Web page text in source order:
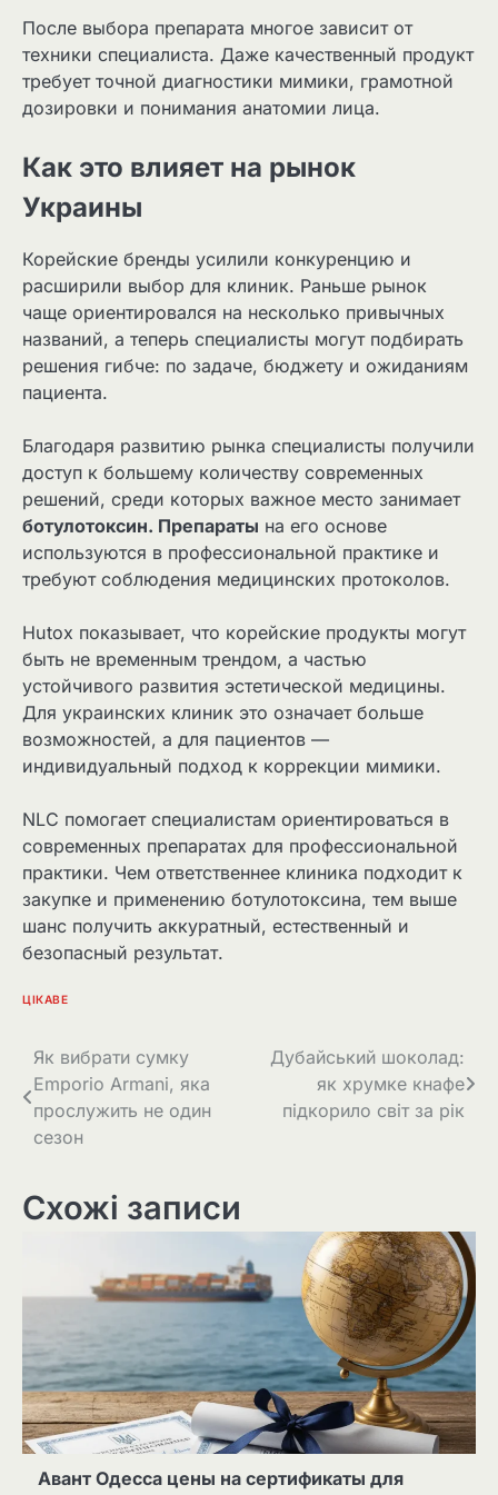
После выбора препарата многое зависит от
техники специалиста. Даже качественный продукт
требует точной диагностики мимики, грамотной
дозировки и понимания анатомии лица.
Как это влияет на рынок
Украины
Корейские бренды усилили конкуренцию и
расширили выбор для клиник. Раньше рынок
чаще ориентировался на несколько привычных
названий, а теперь специалисты могут подбирать
решения гибче: по задаче, бюджету и ожиданиям
пациента.
Благодаря развитию рынка специалисты получили
доступ к большему количеству современных
решений, среди которых важное место занимает
ботулотоксин. Препараты на его основе
используются в профессиональной практике и
требуют соблюдения медицинских протоколов.
Hutox показывает, что корейские продукты могут
быть не временным трендом, а частью
устойчивого развития эстетической медицины.
Для украинских клиник это означает больше
возможностей, а для пациентов —
индивидуальный подход к коррекции мимики.
NLC помогает специалистам ориентироваться в
современных препаратах для профессиональной
практики. Чем ответственнее клиника подходит к
закупке и применению ботулотоксина, тем выше
шанс получить аккуратный, естественный и
безопасный результат.
ЦІКАВЕ
Навігація
записів
Як вибрати сумку
Emporio Armani, яка
прослужить не один
сезон
Дубайський шоколад:
як хрумке кнафе
підкорило світ за рік
Схожі записи
Авант Одесса цены на сертификаты для